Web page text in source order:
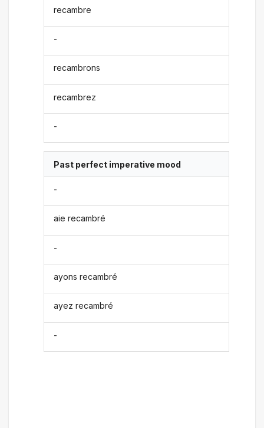
recambre
-
recambrons
recambrez
-
Past perfect imperative mood
-
aie recambré
-
ayons recambré
ayez recambré
-